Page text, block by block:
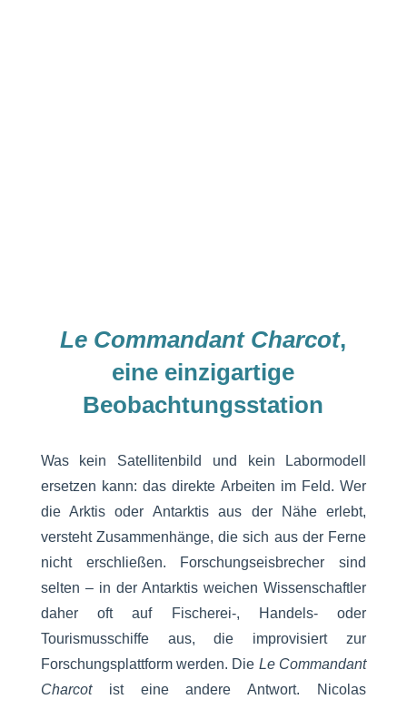
Le Commandant Charcot,
eine einzigartige
Beobachtungsstation
Was kein Satellitenbild und kein Labormodell
ersetzen kann: das direkte Arbeiten im Feld. Wer
die Arktis oder Antarktis aus der Nähe erlebt,
versteht Zusammenhänge, die sich aus der Ferne
nicht erschließen. Forschungseisbrecher sind
selten – in der Antarktis weichen Wissenschaftler
daher oft auf Fischerei-, Handels- oder
Tourismusschiffe aus, die improvisiert zur
Forschungsplattform werden. Die Le Commandant
Charcot ist eine andere Antwort. Nicolas